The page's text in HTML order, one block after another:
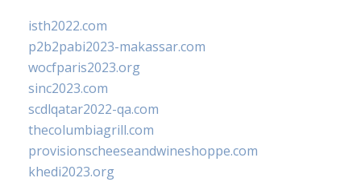
isth2022.com
p2b2pabi2023-makassar.com
wocfparis2023.org
sinc2023.com
scdlqatar2022-qa.com
thecolumbiagrill.com
provisionscheeseandwineshoppe.com
khedi2023.org